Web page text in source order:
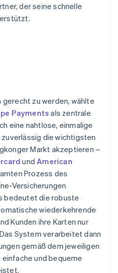
der seine schnelle
zu werden, wählte
Payments als zentrale
eine nahtlose, einmalige
die wichtigsten
Markt akzeptieren –
und American
Prozess des
Versicherungen
bedeutet die robuste
wiederkehrende
Kunden ihre Karten nur
System verarbeitet dann
gemäß dem jeweiligen
und bequeme